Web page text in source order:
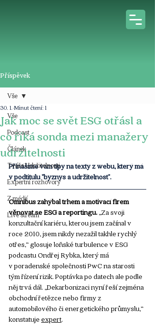
Příspěvek
Vše
Podcast
Článek
Tváře Udržitelnosti
Expertní rozhovory
Z médií
Live stream
Vše
Jak moc se svět ESG otřásl a
co říká sonda mezi manažery
udržitelnosti
30. 1. Minut čtení: 1
Přinášíme vám tipy na texty z webu, který má
v podtitulu "byznys a udržitelnost".
Omnibus zahýbal trhem a motivací firem
věnovat se ESG a reportingu. „Za svoji
konzultační kariéru, kterou jsem začínal v
roce 2010, jsem nikdy nezažil takhle rychlý
otřes,“ glosuje loňské turbulence v ESG
podcastu Ondřej Rybka, který má
v poradenské společnosti PwC na starosti
tým řízení rizik. Poptávka po datech ale podle
něj trvá dál. „Dekarbonizaci nyní řeší zejména
obchodní řetězce nebo firmy z
automobilového či energetického průmyslu,“
konstatuje expert.